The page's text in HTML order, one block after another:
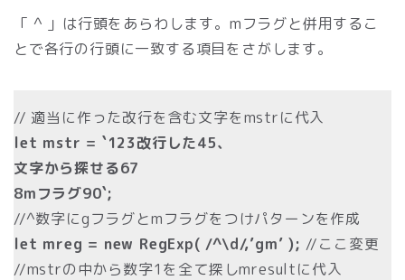
「 ^ 」は行頭をあらわします。mフラグと併用するこ
とで各行の行頭に一致する項目をさがします。
// 適当に作った改行を含む文字をmstrに代入
let mstr = `123改行した45、
文字から探せる67
8mフラグ90`;
//^数字にgフラグとmフラグをつけパターンを作成
let mreg = new RegExp( /^\d/,’gm’ ); //ここ変更
//mstrの中から数字1を全て探しmresultに代入